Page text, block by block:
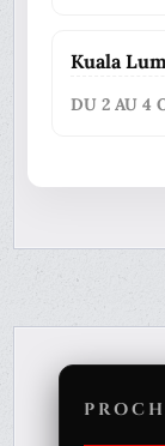
Kuala
DU 2 AU 4